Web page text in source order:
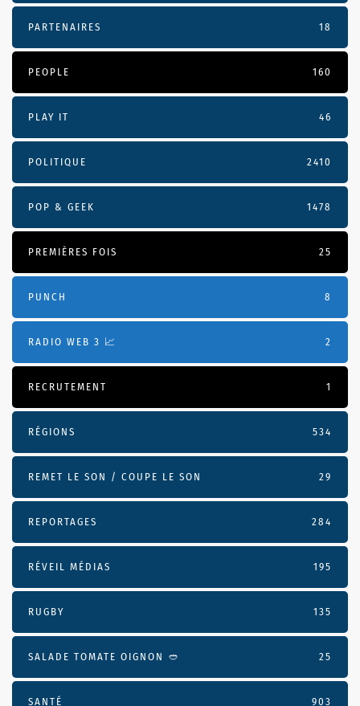
PARTENAIRES 18
PEOPLE 160
PLAY IT 46
POLITIQUE 2410
POP & GEEK 1478
PREMIÈRES FOIS 25
PUNCH 8
RADIO WEB 3 📈 2
RECRUTEMENT 1
RÉGIONS 534
REMET LE SON / COUPE LE SON 29
REPORTAGES 284
RÉVEIL MÉDIAS 195
RUGBY 135
SALADE TOMATE OIGNON 🥙 25
SANTÉ 903